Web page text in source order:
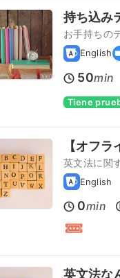
持ち込み
お手持ちの
English
50min
Tiene
【オフ
英文法に関
English
0min
英文法な